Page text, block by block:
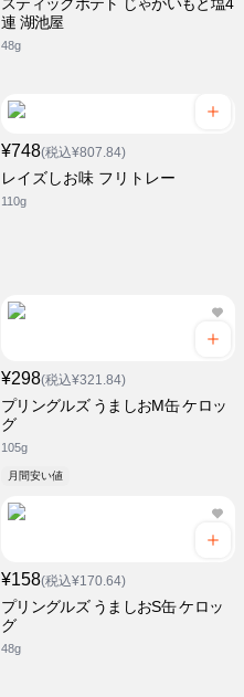
連 湖池屋
48g
¥748(税込¥807.84)
レイズしお味 フリトレー
110g
¥298(税込¥321.84)
プリングルズ うましおM缶 ケロッ
グ
105g
月間安い値
¥158(税込¥170.64)
プリングルズ うましおS缶 ケロッ
グ
48g